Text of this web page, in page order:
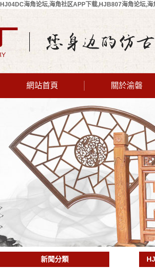
HJ04DC海角论坛,海角社区APP下载,HJB807海角论坛,海
網站首頁 關於渝磐
公司簡介
聯係HJ04DC
海角论坛
新聞分類